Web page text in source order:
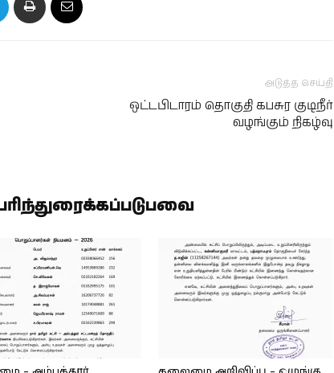
அடுத்த செய்தி
ஒட்டபிடாரம் தொகுதி கபசுர குடிநீர்
வழங்கும் நிகழ்வு